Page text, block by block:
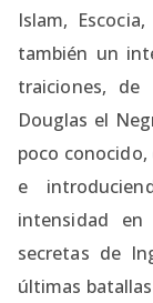
Islam,
también un
traiciones,
Douglas el
poco
e
intensidad
secretas de
últimas